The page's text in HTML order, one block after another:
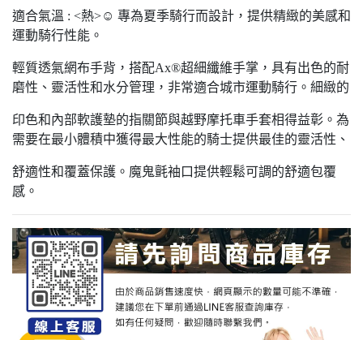
適合氣溫 : <熱>☺ 專為夏季騎行而設計，提供精緻的美感和
運動騎行性能。
輕質透氣網布手背，搭配Ax®超細纖維手掌，具有出色的耐
磨性、靈活性和水分管理，非常適合城市運動騎行。細緻的
印色和內部軟護墊的指關節與越野摩托車手套相得益彰。為
需要在最小體積中獲得最大性能的騎士提供最佳的靈活性、
舒適性和覆蓋保護。魔鬼氈袖口提供輕鬆可調的舒適包覆
感。